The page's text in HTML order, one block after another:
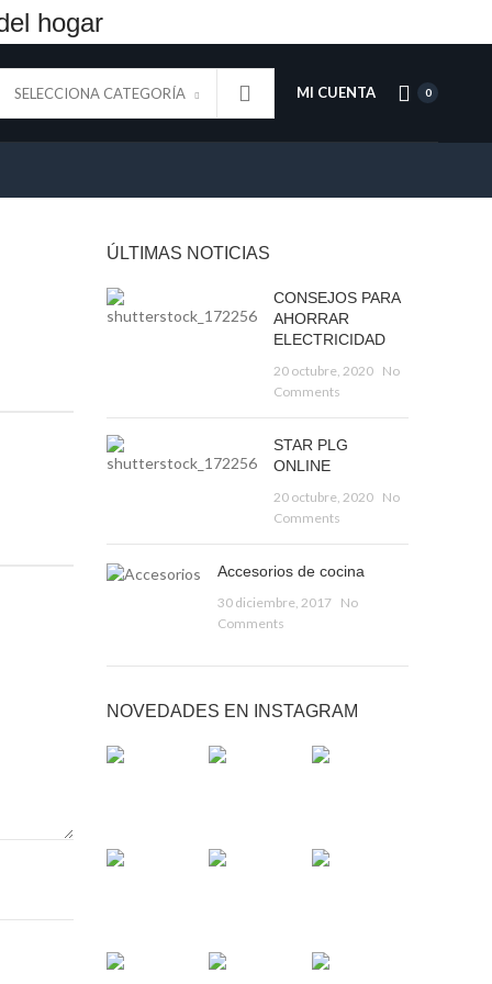
hogar
SELECCIONA CATEGORÍA MI CUENTA 0
ÚLTIMAS NOTICIAS
CONSEJOS PARA
AHORRAR
ELECTRICIDAD
20 octubre, 2020 No
Comments
STAR PLG
ONLINE
20 octubre, 2020 No
Comments
Accesorios de cocina
30 diciembre, 2017
No
Comments
NOVEDADES EN INSTAGRAM